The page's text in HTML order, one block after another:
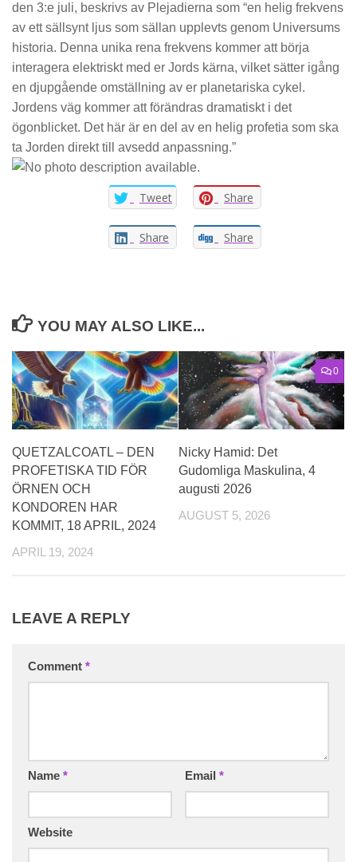
den 3:e juli, beskrivs av Plejadierna som “en helig frekvens
av ett sällsynt ljus som sällan upplevts genom Universums
historia. Denna unika rena frekvens kommer att börja
interagera elektriskt med er Jords kärna, vilket sätter igång
en djupgående omställning av er planetariska cykel.
Jordens väg kommer att förändras dramatiskt i det
ögonblicket. Det här är en del av en helig profetia som ska
ta Jorden direkt till avsedd anpassning.”
Tweet Share
Share Share
YOU MAY ALSO LIKE...
QUETZALCOATL – DEN
PROFETISKA TID FÖR
ÖRNEN OCH
KONDOREN HAR
KOMMIT, 18 APRIL, 2024
APRIL 19, 2024
0
Nicky Hamid: Det
Gudomliga Maskulina, 4
augusti 2026
AUGUST 5, 2026
LEAVE A REPLY
Comment *
Name * Email *
Website